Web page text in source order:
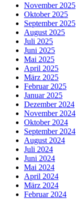
November 2025
Oktober 2025
September 2025
August 2025
Juli 2025
Juni 2025
Mai 2025
April 2025
März 2025
Februar 2025
Januar 2025
Dezember 2024
November 2024
Oktober 2024
September 2024
August 2024
Juli 2024
Juni 2024
Mai 2024
April 2024
März 2024
Februar 2024